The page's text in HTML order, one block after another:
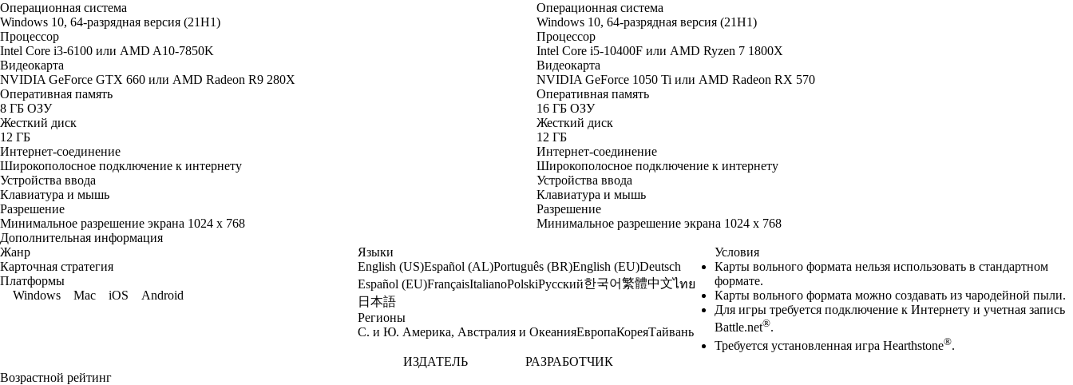
Операционная система
Windows 10, 64-разрядная версия (21H1)
Процессор
Intel Core i3-6100 или AMD A10-7850K
Видеокарта
NVIDIA GeForce GTX 660 или AMD Radeon R9 280X
Оперативная память
8 ГБ ОЗУ
Жесткий диск
12 ГБ
Интернет-соединение
Широкополосное подключение к интернету
Устройства ввода
Клавиатура и мышь
Разрешение
Минимальное разрешение экрана 1024 x 768
Операционная система
Windows 10, 64-разрядная версия (21H1)
Процессор
Intel Core i5-10400F или AMD Ryzen 7 1800X
Видеокарта
NVIDIA GeForce 1050 Ti или AMD Radeon RX 570
Оперативная память
16 ГБ ОЗУ
Жесткий диск
12 ГБ
Интернет-соединение
Широкополосное подключение к интернету
Устройства ввода
Клавиатура и мышь
Разрешение
Минимальное разрешение экрана 1024 x 768
Дополнительная информация
Жанр
Карточная стратегия
Платформы
Windows
Mac iOS Android
Языки
English (US)Español (AL)Português (BR)English (EU)Deutsch
Español (EU)FrançaisItalianoPolskiРусский한국어繁體中文ไทย
日本語
Регионы
С. и Ю. Америка, Австралия и ОкеанияЕвропаКореяТайвань
Условия
Карты вольного формата нельзя использовать в стандартном
формате.
Карты вольного формата можно создавать из чародейной пыли.
Для игры требуется подключение к Интернету и учетная запись
Battle.net®.
Требуется установленная игра Hearthstone®.
ИЗДАТЕЛЬ
РАЗРАБОТЧИК
Возрастной рейтинг